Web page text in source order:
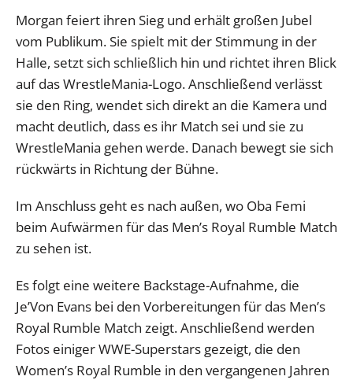
Morgan feiert ihren Sieg und erhält großen Jubel
vom Publikum. Sie spielt mit der Stimmung in der
Halle, setzt sich schließlich hin und richtet ihren Blick
auf das WrestleMania-Logo. Anschließend verlässt
sie den Ring, wendet sich direkt an die Kamera und
macht deutlich, dass es ihr Match sei und sie zu
WrestleMania gehen werde. Danach bewegt sie sich
rückwärts in Richtung der Bühne.
Im Anschluss geht es nach außen, wo Oba Femi
beim Aufwärmen für das Men’s Royal Rumble Match
zu sehen ist.
Es folgt eine weitere Backstage-Aufnahme, die
Je’Von Evans bei den Vorbereitungen für das Men’s
Royal Rumble Match zeigt. Anschließend werden
Fotos einiger WWE-Superstars gezeigt, die den
Women’s Royal Rumble in den vergangenen Jahren